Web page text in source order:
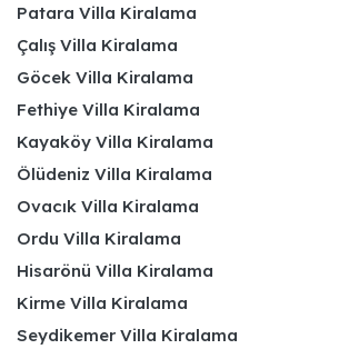
Patara Villa Kiralama
Çalış Villa Kiralama
Göcek Villa Kiralama
Fethiye Villa Kiralama
Kayaköy Villa Kiralama
Ölüdeniz Villa Kiralama
Ovacık Villa Kiralama
Ordu Villa Kiralama
Hisarönü Villa Kiralama
Kirme Villa Kiralama
Seydikemer Villa Kiralama